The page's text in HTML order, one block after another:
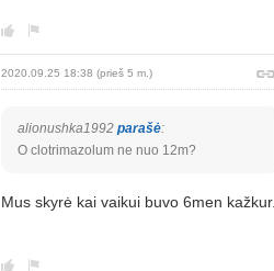
2020.09.25 18:38 (prieš 5 m.)
alionushka1992 parašė:
O clotrimazolum ne nuo 12m?
Mus skyrė kai vaikui buvo 6men kažkur..